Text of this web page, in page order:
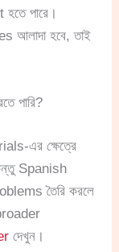
পারে।
হবে, তাই
পারি?
এর ক্ষেত্রে
Spanish
তৈরি করলে
দেখুন।